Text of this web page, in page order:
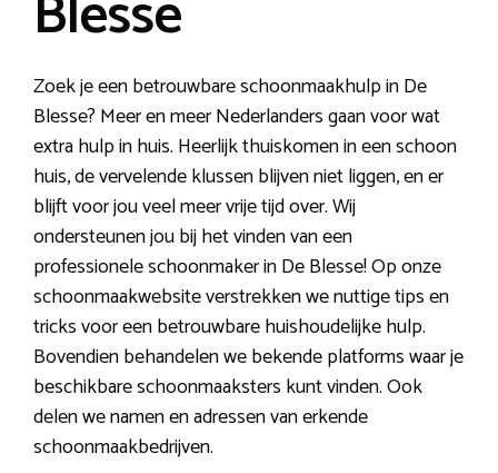
Zoek je een betrouwbare schoonmaakhulp in De
Blesse? Meer en meer Nederlanders gaan voor wat
extra hulp in huis. Heerlijk thuiskomen in een schoon
huis, de vervelende klussen blijven niet liggen, en er
blijft voor jou veel meer vrije tijd over. Wij
ondersteunen jou bij het vinden van een
professionele schoonmaker in De Blesse! Op onze
schoonmaakwebsite verstrekken we nuttige tips en
tricks voor een betrouwbare huishoudelijke hulp.
Bovendien behandelen we bekende platforms waar je
beschikbare schoonmaaksters kunt vinden. Ook
delen we namen en adressen van erkende
schoonmaakbedrijven.